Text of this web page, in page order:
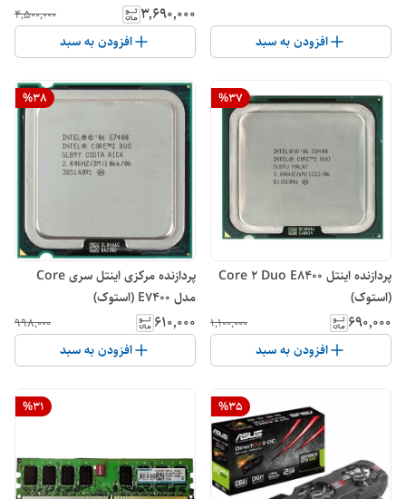
افزودن به سبد
پنل)
۳٬۶۹۰٬۰۰۰ ۴٬۵۰۰٬۰۰۰
افزودن به سبد
%37
پردازنده اینتل Core 2 Duo E8400
(استوک)
۶۹۰٬۰۰۰ ۱٬۱۰۰٬۰۰۰
افزودن به سبد
%38
پردازنده مرکزی اینتل سری Core
مدل E7400 (استوک)
۶۱۰٬۰۰۰ ۹۹۸٬۰۰۰
افزودن به سبد
%35
%31